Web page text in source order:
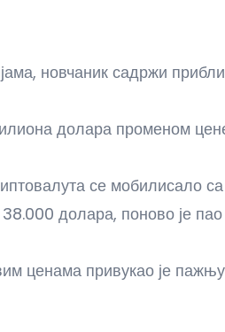
новчаник садржи
долара променом
се мобилисало
долара, поново је
ценама привукао је